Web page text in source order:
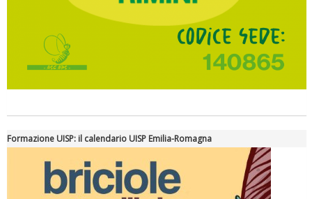
Formazione UISP: il calendario UISP Emilia-Romagna